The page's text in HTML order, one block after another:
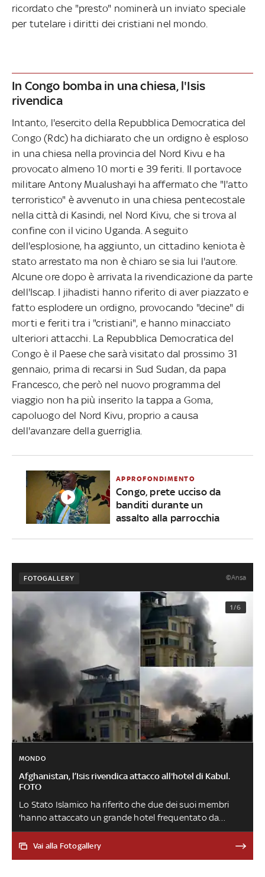
ricordato che "presto" nominerà un inviato speciale
per tutelare i diritti dei cristiani nel mondo.
In Congo bomba in una chiesa, l'Isis
rivendica
Intanto, l'esercito della Repubblica Democratica del
Congo (Rdc) ha dichiarato che un ordigno è esploso
in una chiesa nella provincia del Nord Kivu e ha
provocato almeno 10 morti e 39 feriti. Il portavoce
militare Antony Mualushayi ha affermato che "l'atto
terroristico" è avvenuto in una chiesa pentecostale
nella città di Kasindi, nel Nord Kivu, che si trova al
confine con il vicino Uganda. A seguito
dell'esplosione, ha aggiunto, un cittadino keniota è
stato arrestato ma non è chiaro se sia lui l'autore.
Alcune ore dopo è arrivata la rivendicazione da parte
dell'Iscap. I jihadisti hanno riferito di aver piazzato e
fatto esplodere un ordigno, provocando "decine" di
morti e feriti tra i "cristiani", e hanno minacciato
ulteriori attacchi. La Repubblica Democratica del
Congo è il Paese che sarà visitato dal prossimo 31
gennaio, prima di recarsi in Sud Sudan, da papa
Francesco, che però nel nuovo programma del
viaggio non ha più inserito la tappa a Goma,
capoluogo del Nord Kivu, proprio a causa
dell'avanzare della guerriglia.
APPROFONDIMENTO
Congo, prete ucciso da
banditi durante un
assalto alla parrocchia
FOTOGALLERY ©Ansa
1/6
MONDO
Afghanistan, l’Isis rivendica attacco all'hotel di Kabul.
FOTO
Lo Stato Islamico ha riferito che due dei suoi membri
'hanno attaccato un grande hotel frequentato da
diplomatici e uomini d'affari cinesi a Kabul, dove hanno
fatto detonare due ordigni esplosivi nascosti all'interno
Vai alla Fotogallery